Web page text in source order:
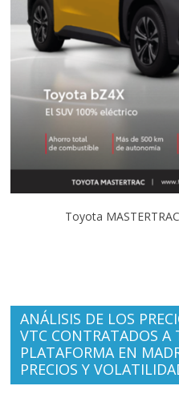
Toyota
ANÁLISIS DE LOS
VTC CONTRATADOS A
PLATAFORMA EN
PRECIOS Y